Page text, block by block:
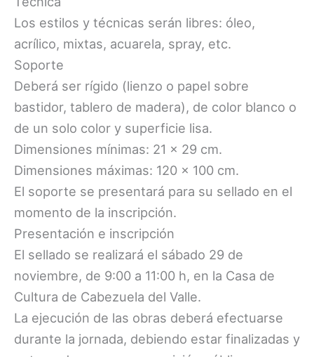
Los estilos y técnicas serán libres: óleo,
acrílico, mixtas, acuarela, spray, etc.
Soporte
Deberá ser rígido (lienzo o papel sobre
bastidor, tablero de madera), de color blanco o
de un solo color y superficie lisa.
Dimensiones mínimas: 21 x 29 cm.
Dimensiones máximas: 120 x 100 cm.
El soporte se presentará para su sellado en el
momento de la inscripción.
Presentación e inscripción
El sellado se realizará el sábado 29 de
noviembre, de 9:00 a 11:00 h, en la Casa de
Cultura de Cabezuela del Valle.
La ejecución de las obras deberá efectuarse
durante la jornada, debiendo estar finalizadas y